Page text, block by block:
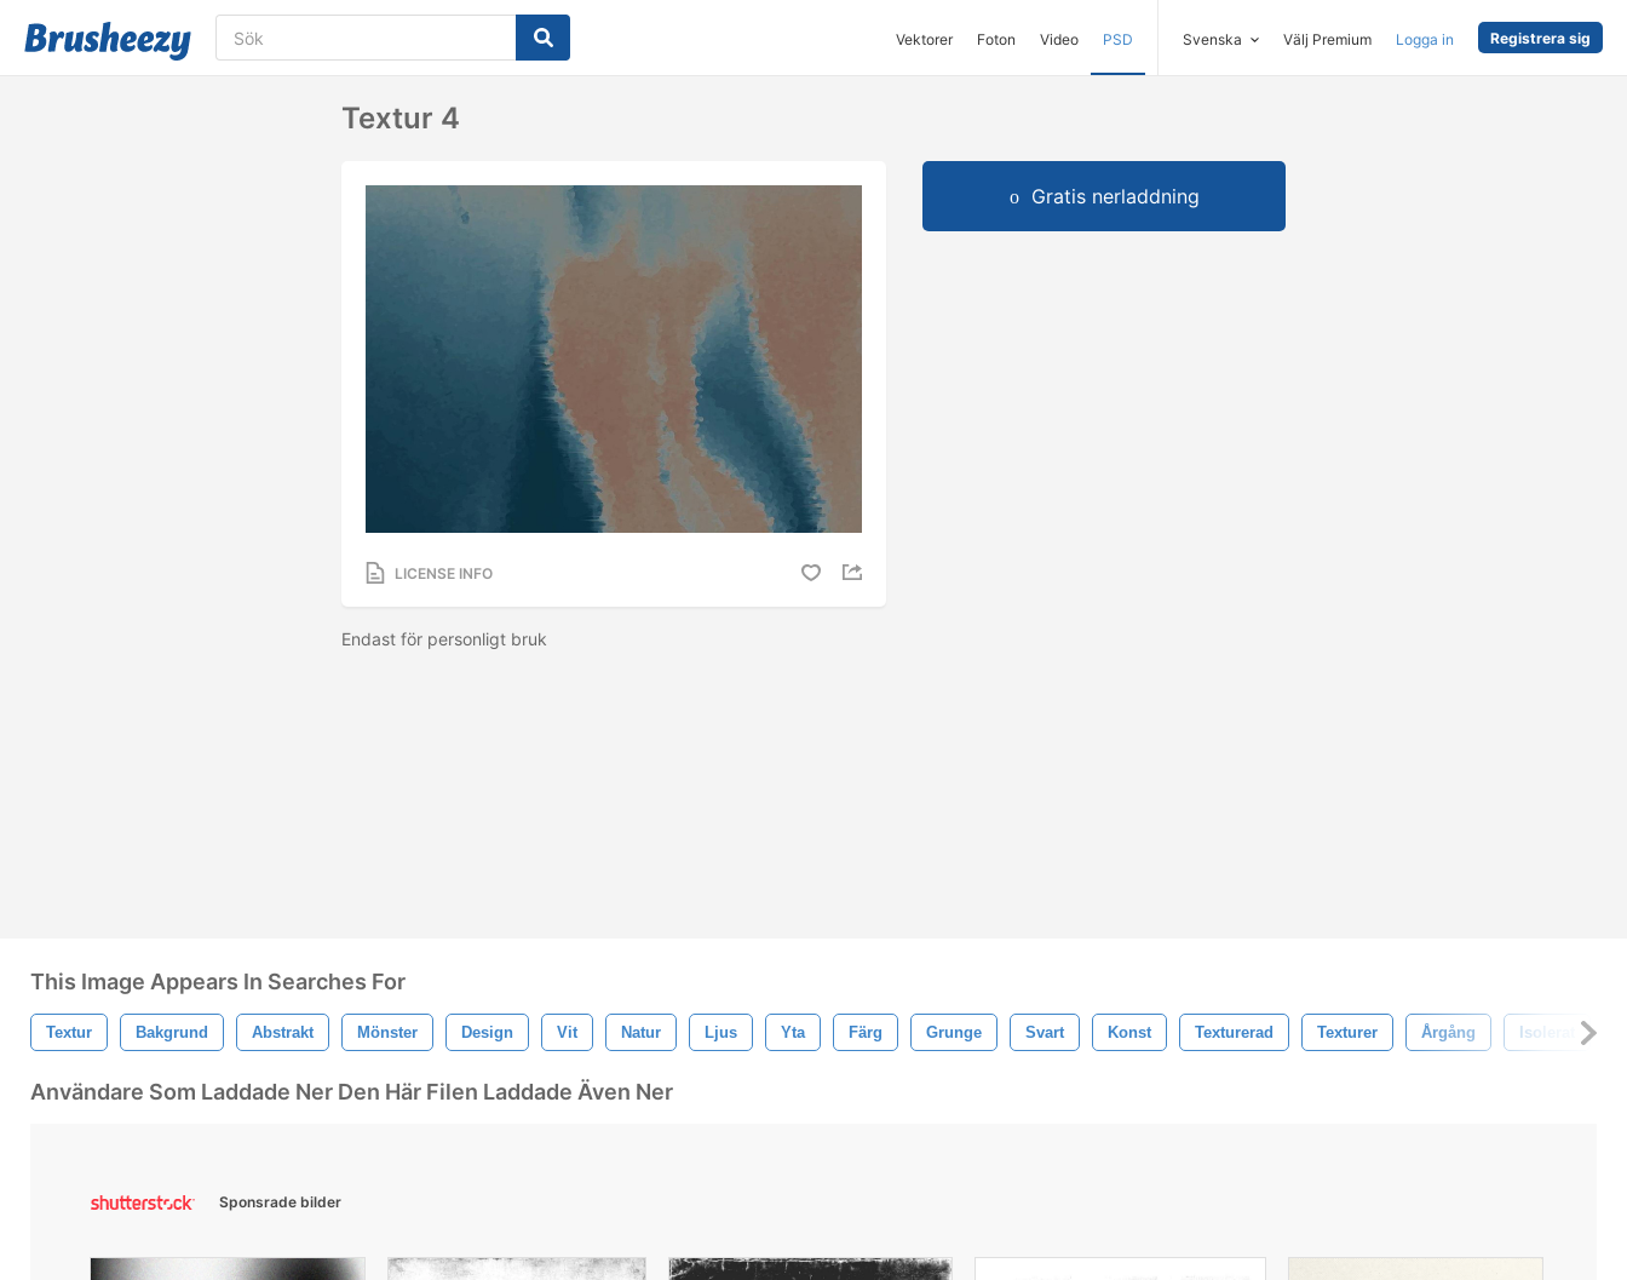
Vektorer Foton Video PSD Svenska Välj Premium Logga in Registrera sig
Textur 4
LICENSE INFO
Endast för personligt bruk
Gratis nerladdning
This Image Appears In Searches For
Textur Bakgrund Abstrakt Mönster Design Vit Natur Ljus Yta Färg Grunge Svart Konst Texturerad Texturer Årgång Isolerat
Användare Som Laddade Ner Den Här Filen Laddade Även Ner
Sponsrade bilder